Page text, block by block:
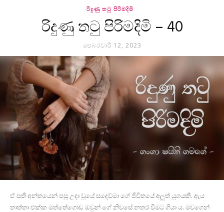
රිදුණු තටු පිරිමදිමි
රිදුණු තටු පිරිමදිමි – 40
පෙබරවාරි 12, 2023
ඒ සති අන්තයෙන් පසු උදා වූයේ සදෙව්මා ගේ ජීවිතයේ අලුත් යුගයකි. ඇය
තාත්තා එක්ක මත්තේගොඩ ඔවුන් ගේ නිවසේ නතර වීමට ගියා ය. මවගෙන්